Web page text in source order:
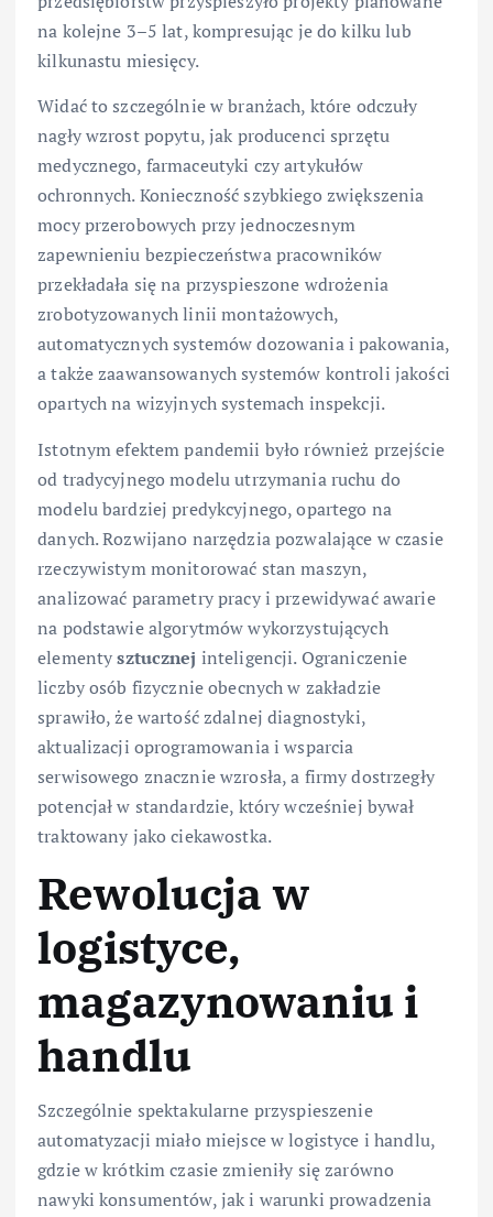
na kolejne 3–5 lat, kompresując je do kilku lub
kilkunastu miesięcy.
Widać to szczególnie w branżach, które odczuły
nagły wzrost popytu, jak producenci sprzętu
medycznego, farmaceutyki czy artykułów
ochronnych. Konieczność szybkiego zwiększenia
mocy przerobowych przy jednoczesnym
zapewnieniu bezpieczeństwa pracowników
przekładała się na przyspieszone wdrożenia
zrobotyzowanych linii montażowych,
automatycznych systemów dozowania i pakowania,
a także zaawansowanych systemów kontroli jakości
opartych na wizyjnych systemach inspekcji.
Istotnym efektem pandemii było również przejście
od tradycyjnego modelu utrzymania ruchu do
modelu bardziej predykcyjnego, opartego na
danych. Rozwijano narzędzia pozwalające w czasie
rzeczywistym monitorować stan maszyn,
analizować parametry pracy i przewidywać awarie
na podstawie algorytmów wykorzystujących
elementysztucznej inteligencji. Ograniczenie
liczby osób fizycznie obecnych w zakładzie
sprawiło, że wartość zdalnej diagnostyki,
aktualizacji oprogramowania i wsparcia
serwisowego znacznie wzrosła, a firmy dostrzegły
potencjał w standardzie, który wcześniej bywał
traktowany jako ciekawostka.
Rewolucja w
logistyce,
magazynowaniu i
handlu
Szczególnie spektakularne przyspieszenie
automatyzacji miało miejsce w logistyce i handlu,
gdzie w krótkim czasie zmieniły się zarówno
nawyki konsumentów, jak i warunki prowadzenia